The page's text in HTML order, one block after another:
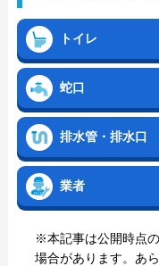
トイレ
蛇口
排水管・排水口
業者
※本記事は公開時点
場合があります。あ